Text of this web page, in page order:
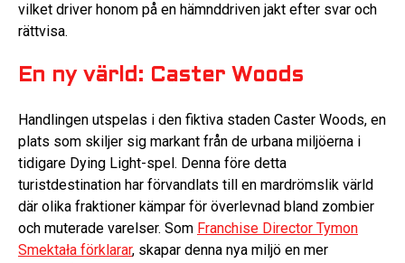
vilket driver honom på en hämnddriven jakt efter svar och
rättvisa.
En ny värld: Caster Woods
Handlingen utspelas i den fiktiva staden Caster Woods, en
plats som skiljer sig markant från de urbana miljöerna i
tidigare Dying Light-spel. Denna före detta
turistdestination har förvandlats till en mardrömslik värld
där olika fraktioner kämpar för överlevnad bland zombier
och muterade varelser. Som Franchise Director Tymon
Smektała förklarar, skapar denna nya miljö en mer